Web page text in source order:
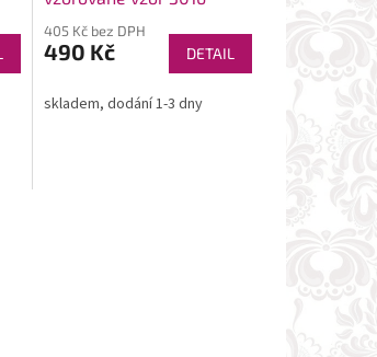
405 Kč bez DPH
490 Kč DETAIL
skladem, dodání 1-3 dny